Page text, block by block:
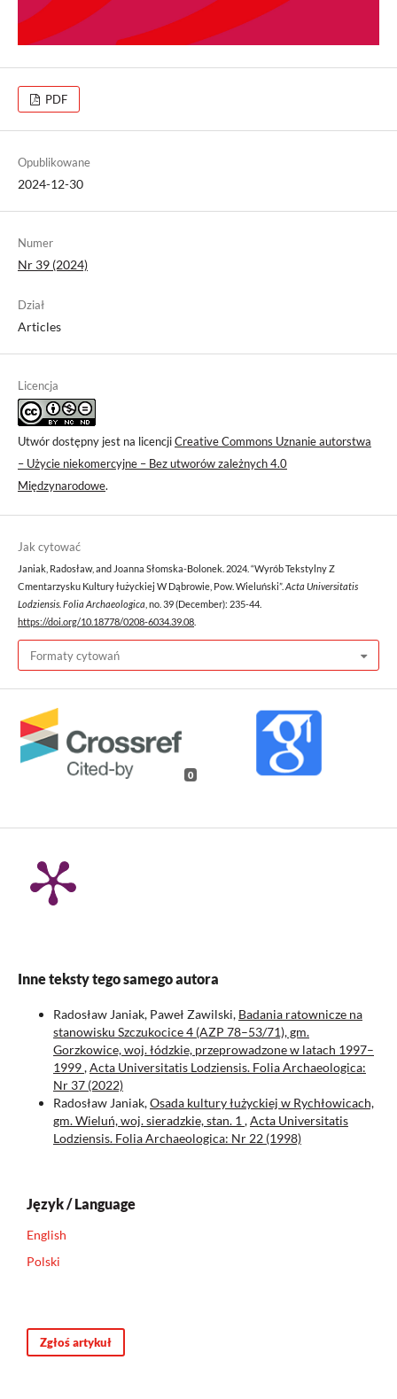
PDF
Opublikowane
2024-12-30
Numer
Nr 39 (2024)
Dział
Articles
Licencja
Utwór dostępny jest na licencjiCreative Commons Uznanie autorstwa
– Użycie niekomercyjne – Bez utworów zależnych 4.0
Międzynarodowe.
Jak cytować
Janiak, Radosław, and Joanna Słomska-Bolonek. 2024. “Wyrób Tekstylny Z
Cmentarzysku Kultury łużyckiej W Dąbrowie, Pow. Wieluński”. Acta Universitatis
Lodziensis. Folia Archaeologica , no. 39 (December): 235-44.
https://doi.org/10.18778/0208-6034.39.08
Formaty cytowań
0
Inne teksty tego samego autora
Radosław Janiak, Paweł Zawilski, Badania ratownicze na
stanowisku Szczukocice 4 (AZP 78–53/71), gm.
Gorzkowice, woj. łódzkie, przeprowadzone w latach 1997–
1999,Acta Universitatis Lodziensis. Folia Archaeologica:
Nr 37 (2022)
Radosław Janiak,Osada kultury łużyckiej w Rychłowicach,
gm. Wieluń, woj. sieradzkie, stan. 1 ,Acta Universitatis
Lodziensis. Folia Archaeologica: Nr 22 (1998)
Język / Language
English
Polski
Zgłoś artykuł